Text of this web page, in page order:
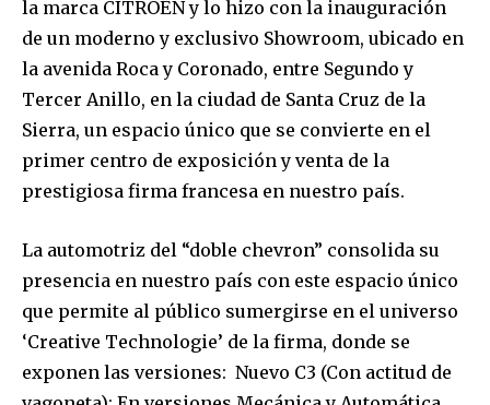
la marca CITROËN y lo hizo con la inauguración
de un moderno y exclusivo Showroom, ubicado en
la avenida Roca y Coronado, entre Segundo y
Tercer Anillo, en la ciudad de Santa Cruz de la
Sierra, un espacio único que se convierte en el
primer centro de exposición y venta de la
prestigiosa firma francesa en nuestro país.
La automotriz del “doble chevron” consolida su
presencia en nuestro país con este espacio único
que permite al público sumergirse en el universo
‘Creative Technologie’ de la firma, donde se
exponen las versiones: Nuevo C3 (Con actitud de